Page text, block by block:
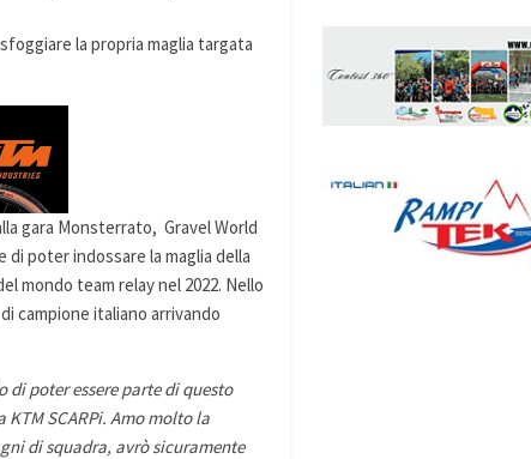
la propria maglia targata
gara Monsterrato, Gravel World
di poter indossare la maglia della
mondo team relay nel 2022. Nello
campione italiano arrivando
di poter essere parte di questo
SCARPi. Amo molto la
di squadra, avrò sicuramente